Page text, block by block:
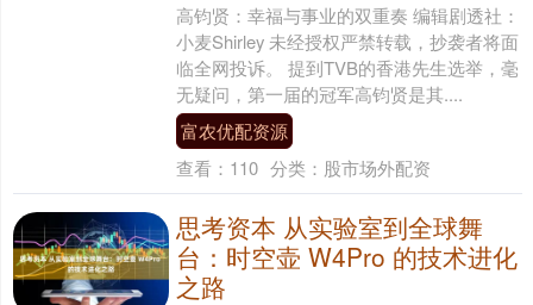
高钧贤：幸福与事业的双重奏 编辑剧透社：
小麦Shirley 未经授权严禁转载，抄袭者将面
临全网投诉。 提到TVB的香港先生选举，毫
无疑问，第一届的冠军高钧贤是其....
富农优配资源
查看： 110 分类： 股市场外配资
思考资本 从实验室到全球舞
台：时空壶 W4Pro 的技术进化
之路